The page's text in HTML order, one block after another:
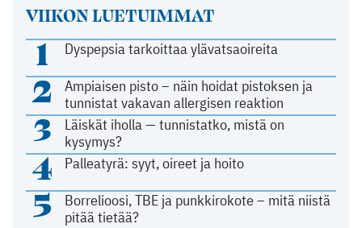
VIIKON LUETUIMMAT
1 Dyspepsia tarkoittaa ylävatsaoireita
2
Ampiaisen pisto – näin hoidat pistoksen ja
tunnistat vakavan allergisen reaktion
3
Läiskät iholla — tunnistatko, mistä on
kysymys?
4 Palleatyrä: syyt, oireet ja hoito
5
Borrelioosi, TBE ja punkkirokote – mitä niistä
pitää tietää?